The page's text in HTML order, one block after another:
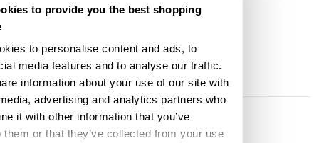
to provide you the best shopping
to personalise content and ads, to
media features and to analyse our traffic.
information about your use of our site with
advertising and analytics partners who
it with other information that you’ve
them or that they’ve collected from your use
vintage/antieke stuk verkeert in bijna originele staat.
restauraties vertonen. Materialen Messing, Glas,
Plastic, Chenille Kleur Goud, rood Breedte 49,6 inch
Diepte 7,5 inch Hoogte 72,0 inch
Hoogte
183 cm
Breedte
126 cm
Diepte
19 cm
Ontdek meer